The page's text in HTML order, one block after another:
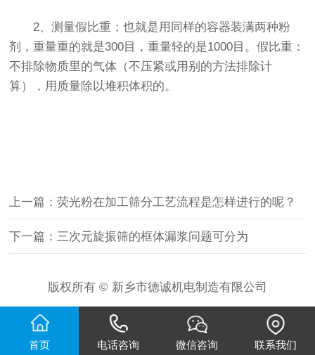
2、测量假比重；也就是用同样的容器装满两种粉
剂，重量重的就是300目，重量轻的是1000目。假比重：
不排除物质里的气体（不压紧或用别的方法排除计
算），用质量除以堆积体积的。
上一篇：荧光粉在加工筛分工艺流程是怎样进行的呢？
下一篇：三次元旋振筛的框体漏浆问题可分为
版权所有 © 新乡市德诚机电制造有限公司
首页 电话咨询 微信咨询 联系我们